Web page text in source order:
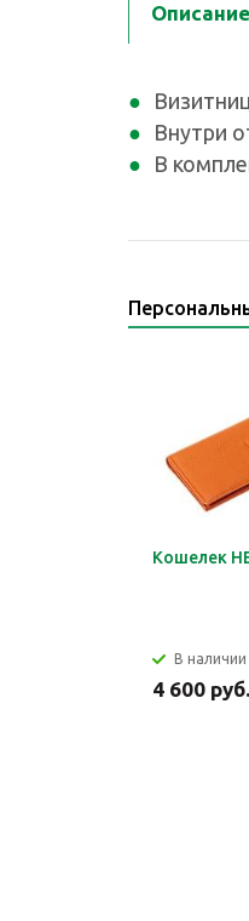
Описание
Внутри
В
Кошелек
В наличии
4 600 руб.